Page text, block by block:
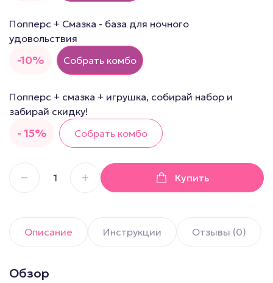
-10%
Попперс + Смазка - база для ночного
удовольствия
Собрать комбо
- 15%
Попперс + смазка + игрушка, собирай набор и
забирай скидку!
Собрать комбо
Купить
Описание Инструкции Отзывы (0)
Обзор